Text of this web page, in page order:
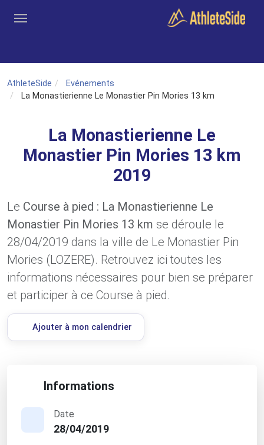
AthleteSide
Evénements
La Monastierienne Le Monastier Pin Mories 13 km
La Monastierienne Le
Monastier Pin Mories 13 km
2019
Le Course à pied : La Monastierienne Le
Monastier Pin Mories 13 km se déroule le
28/04/2019 dans la ville de Le Monastier Pin
Mories (LOZERE). Retrouvez ici toutes les
informations nécessaires pour bien se préparer
et participer à ce Course à pied.
Ajouter à mon calendrier
Informations
Date
28/04/2019